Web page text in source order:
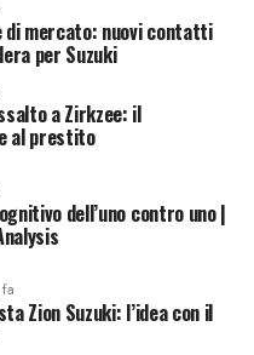
di mercato: nuovi contatti
per Suzuki
a Zirkzee: il
al prestito
dell’uno contro uno |
Zion Suzuki: l’idea con il